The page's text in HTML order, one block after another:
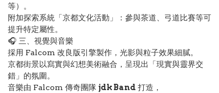
等）。
附加探索系統「京都文化活動」：參與茶道、弓道比賽等可
提升特定屬性。
🎧 三、視覺與音樂
採用 Falcom 改良版引擎製作，光影與粒子效果細膩。
京都街景以寫實與幻想美術融合，呈現出「現實與靈界交
錯」的氛圍。
音樂由 Falcom 傳奇團隊 jdk Band 打造，